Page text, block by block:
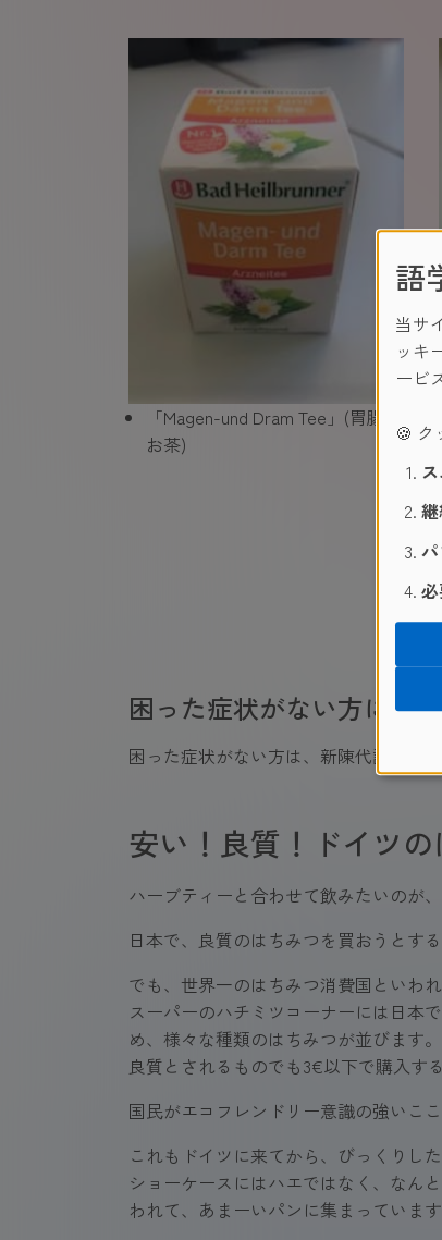
「Magen-und Dram Tee」(胃腸の
お茶)
困った症状がない方には…
困った症状がない方は、新陳代謝を促す
安い！良質！ドイツ
ハーブティーと合わせて飲みたいのが、
日本で、良質のはちみつを買おうとす
でも、世界一のはちみつ消費国といわれ
スーパーのハチミツコーナーには日本
め、様々な種類のはちみつが並びます。
良質とされるものでも3€以下で購入す
国民がエコフレンドリー意識の強いここ
これもドイツに来てから、びっくりし
ショーケースにはハエではなく、なん
われて、あまーいパンに集まっています
語
当サ
ッキ
ービ
🍪 ク